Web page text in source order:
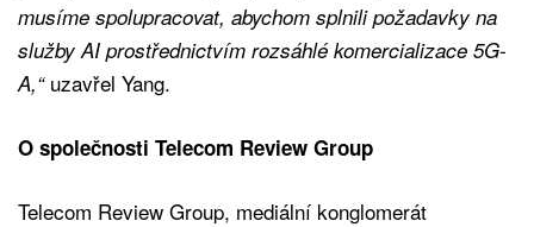
musíme spolupracovat, abychom splnili požadavky na
služby AI prostřednictvím rozsáhlé komercializace 5G-
A,“uzavřel Yang.
O společnosti Telecom Review Group
Telecom Review Group, mediální konglomerát